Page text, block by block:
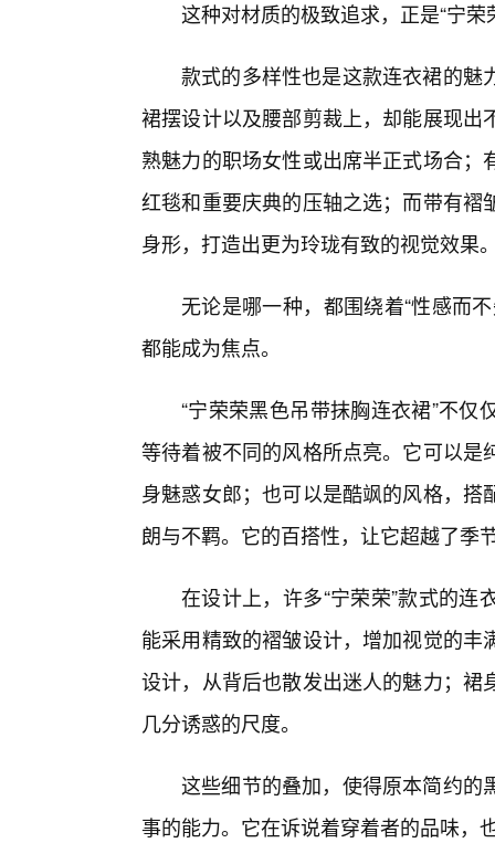
这种对材质的极致追求，正是“宁
款式的多样性也是这款连衣裙的魅
裙摆设计以及腰部剪裁上，却能展现
熟魅力的职场女性或出席半正式场合
红毯和重要庆典的压轴之选；而带有
身形，打造出更为玲珑有致的视觉效果
无论是哪一种，都围绕着“性感而
都能成为焦点。
“宁荣荣黑色吊带抹胸连衣裙”不
等待着被不同的风格所点亮。它可以
身魅惑女郎；也可以是酷飒的风格，
朗与不羁。它的百搭性，让它超越了季
在设计上，许多“宁荣荣”款式的
能采用精致的褶皱设计，增加视觉的
设计，从背后也散发出迷人的魅力；
几分诱惑的尺度。
这些细节的叠加，使得原本简约的
事的能力。它在诉说着穿着者的品味，